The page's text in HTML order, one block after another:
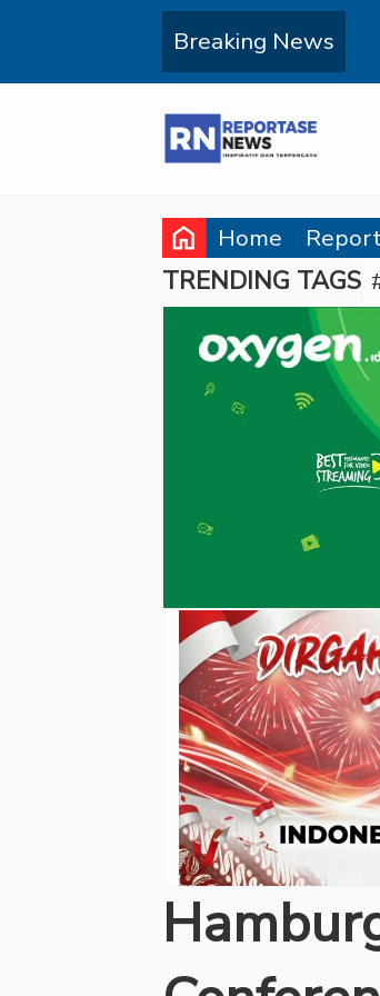
Breaking News
home Home
TRENDING TAGS